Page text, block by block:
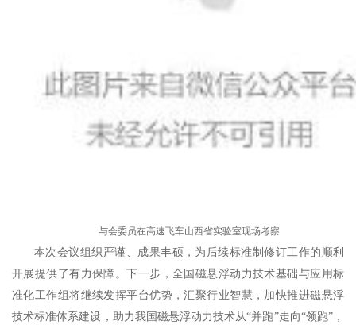
与会委员在高速飞车山西省实验室现场考察
本次会议组织严谨、成果丰硕，为后续标准制修订工作的顺利
开展提供了有力保障。下一步，全国磁悬浮动力技术基础与应用标
准化工作组将继续发挥平台优势，汇聚行业智慧，加快推进磁悬浮
技术标准体系建设，助力我国磁悬浮动力技术从“并跑”走向“领跑”，